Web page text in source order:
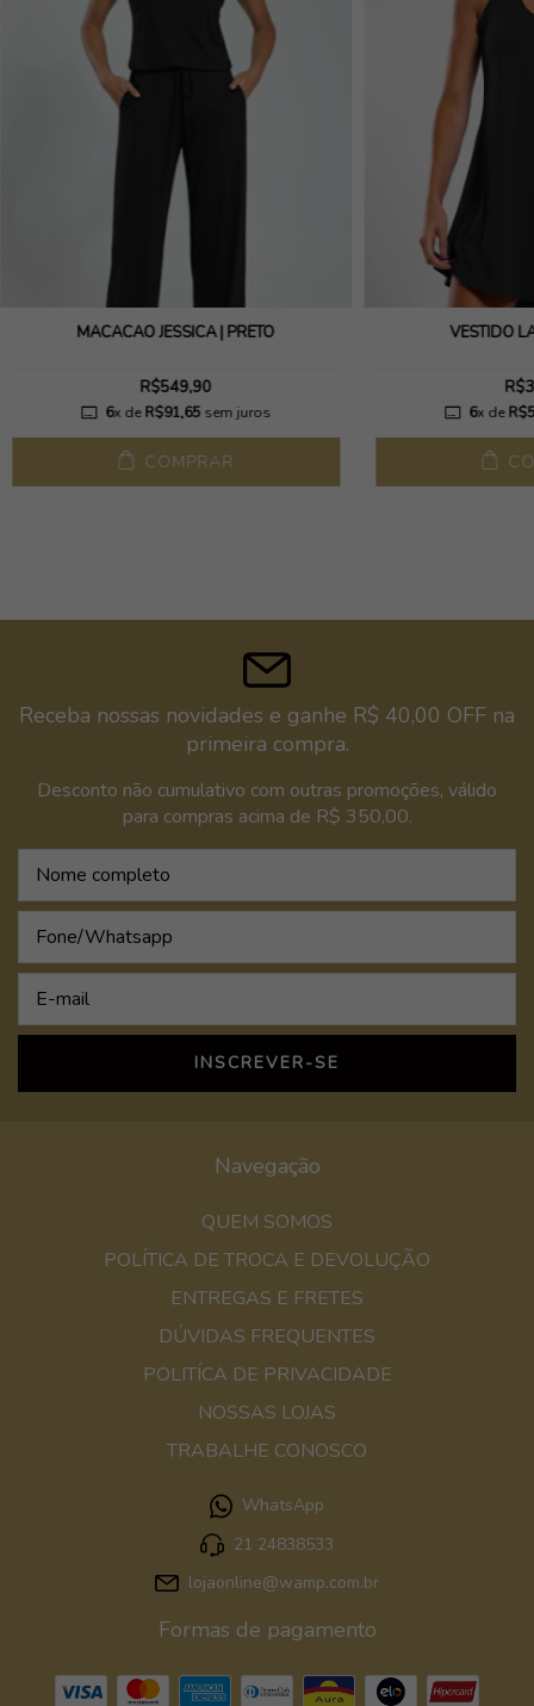
MACACÃO JESSICA | PRETO
R$549,90
6x deR$91,65 sem juros
COMPRAR
VESTIDO
6x de
Receba nossas novidades e ganhe R$ 40,00 OFF na
primeira compra.
Desconto não cumulativo com outras promoções, válido
para compras acima de R$ 350,00.
Navegação
QUEM SOMOS
POLÍTICA DE TROCA E DEVOLUÇÃO
ENTREGAS E FRETES
DÚVIDAS FREQUENTES
POLITÍCA DE PRIVACIDADE
NOSSAS LOJAS
TRABALHE CONOSCO
WhatsApp
21 24838533
lojaonline@wamp.com.br
Formas de pagamento